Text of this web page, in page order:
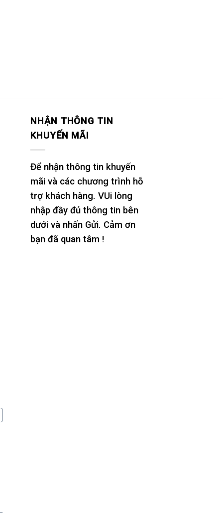
NHẬN THÔNG TIN
KHUYẾN MÃI
Để nhận thông tin khuyến
mãi và các chương trình hỗ
trợ khách hàng. VUi lòng
nhập đầy đủ thông tin bên
dưới và nhấn Gửi. Cảm ơn
bạn đã quan tâm !